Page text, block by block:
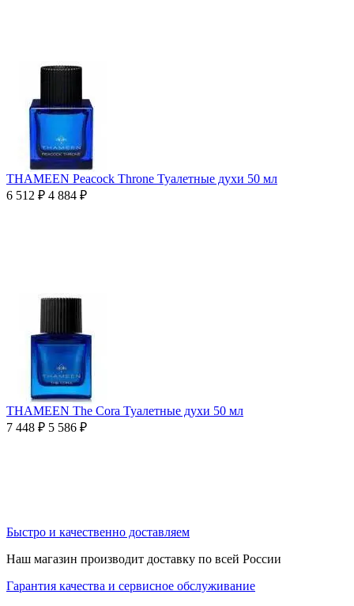
THAMEEN Peacock Throne Туалетные духи 50 мл
6 512 ₽ 4 884 ₽
THAMEEN The Cora Туалетные духи 50 мл
7 448 ₽ 5 586 ₽
Быстро и качественно доставляем
Наш магазин производит доставку по всей России
Гарантия качества и сервисное обслуживание